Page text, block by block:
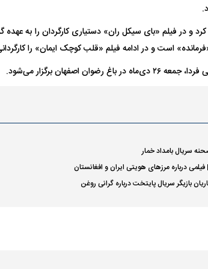
و در فیلم «بای سیکل ران» دستیاری کارگردان را به
است و در ادامه فیلم «قلب کوچک ایمان» را
اصفهان برگزار می‌شود.
سریال بامداد خمار
درباره مرزهای هویتی ایران و افغانستان
بازیگر سریال پایتخت درباره گرانی روغن